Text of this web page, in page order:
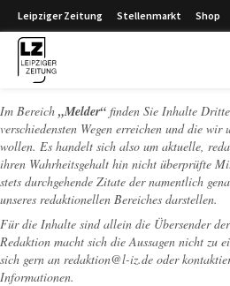
Leipziger Zeitung Stellenmarkt Shop
Im Bereich „Melder“ finden Sie Inhalte
verschiedensten Wegen erreichen und die
wollen. Es handelt sich also um aktuelle,
ihren Wahrheitsgehalt hin nicht überprüfte
stets durchgehende Zitate der namentlich
unseres redaktionellen Bereiches darstellen.
Für die Inhalte sind allein die Übersender
Redaktion macht sich die Aussagen nicht zu
sich gern an redaktion@l-iz.de oder
Informationen.